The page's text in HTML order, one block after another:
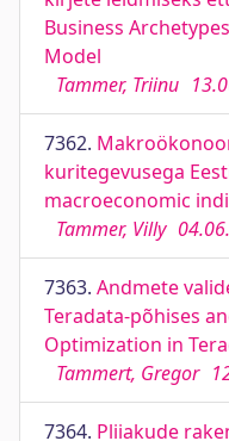
Business
Model
Tammer, Triinu
7362.
kuritegevusega
macroeconomic
Tammer, Villy
7363. Andmete
Teradata-põhises
Optimization in
Tammert, Gregor
7364. Pliiakude